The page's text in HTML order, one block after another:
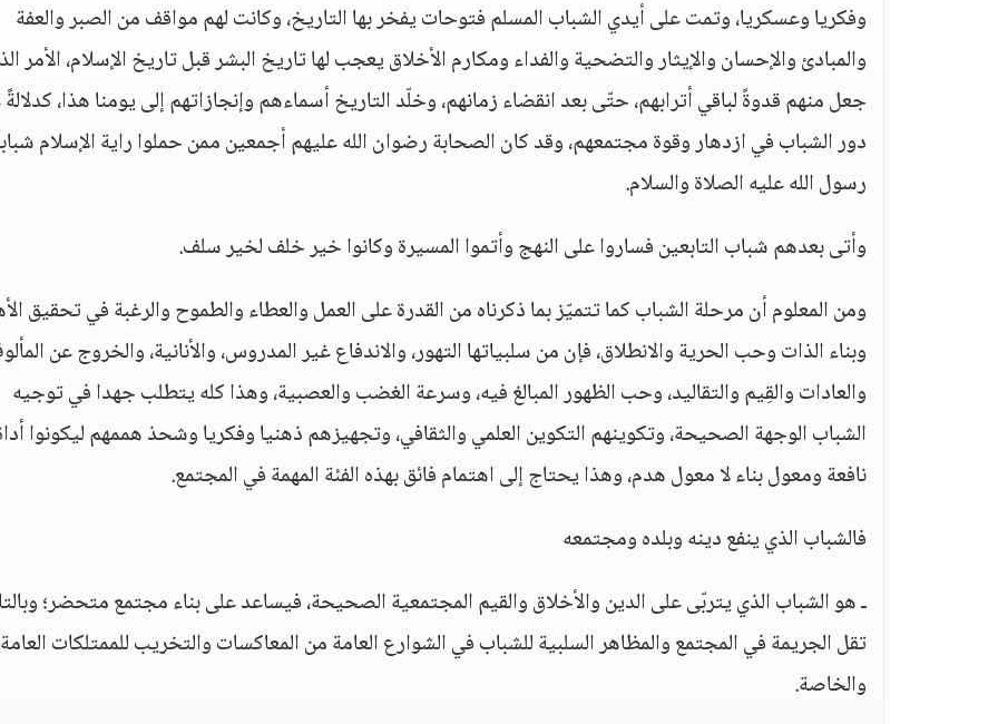
وفكريا وعسكريا، وتمت على أيدي الشباب المسلم فتوحات يفخر بها التاريخ، وكانت لهم مواقف من الصبر والعفة
والمبادئ والإحسان والإيثار والتضحية والفداء ومكارم الأخلاق يعجب لها تاريخ البشر قبل تاريخ الإسلام، الأمر
جعل منهم قدوةً لباقي أترابهم، حتّى بعد انقضاء زمانهم، وخلّد التاريخ أسماءهم وإنجازاتهم إلى يومنا هذا،
دور الشباب في ازدهار وقوة مجتمعهم، وقد كان الصحابة رضوان الله عليهم أجمعين ممن حملوا راية الإسلام
رسول الله عليه الصلاة والسلام.
وأتى بعدهم شباب التابعين فساروا على النهج وأتموا المسيرة وكانوا خير خلف لخير سلف.
ومن المعلوم أن مرحلة الشباب كما تتميّز بما ذكرناه من القدرة على العمل والعطاء والطموح والرغبة في تحقيق
وبناء الذات وحب الحرية والانطلاق، فإن من سلبياتها التهور، والاندفاع غير المدروس، والأنانية، والخروج عن
والعادات والقِيم والتقاليد، وحب الظهور المبالغ فيه، وسرعة الغضب والعصبية، وهذا كله يتطلب جهدا في توجيه
الشباب الوجهة الصحيحة، وتكوينهم التكوين العلمي والثقافي، وتجهيزهم ذهنيا وفكريا وشحذ هممهم ليكونوا
نافعة ومعول بناء لا معول هدم، وهذا يحتاج إلى اهتمام فائق بهذه الفئة المهمة في المجتمع.
فالشباب الذي ينفع دينه وبلده ومجتمعه
ـ هو الشباب الذي يتربّى على الدين والأخلاق والقيم المجتمعية الصحيحة، فيساعد على بناء مجتمع متحضر؛
تقل الجريمة في المجتمع والمظاهر السلبية للشباب في الشوارع العامة من المعاكسات والتخريب للممتلكات العامة
والخاصة.